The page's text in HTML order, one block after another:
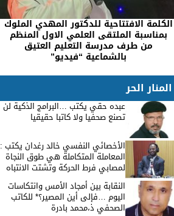
الكلمة الافتتاحية للدكتور المهدي الملوك
بمناسبة الملتقى العلمي الاول المنظم
من طرف مدرسة التعليم العتيق
بالشماعية “فيديو”
المنار الحر
عبده حقي يكتب …البرامج الذكية لن
تصنع صحفيا ولا كاتبا حقيقيا
الأخصائي النفسي خالد رغدان يكتب :
المعاملة المتكاملة هي طوق النجاة
لمصابي فرط الحركة وتشتت الانتباه
النقابة بين أمجاد الأمس وانتكاسات
اليوم …فإلى أين المصير؟* للكاتب
الصحفي ذ،محمد بادرة